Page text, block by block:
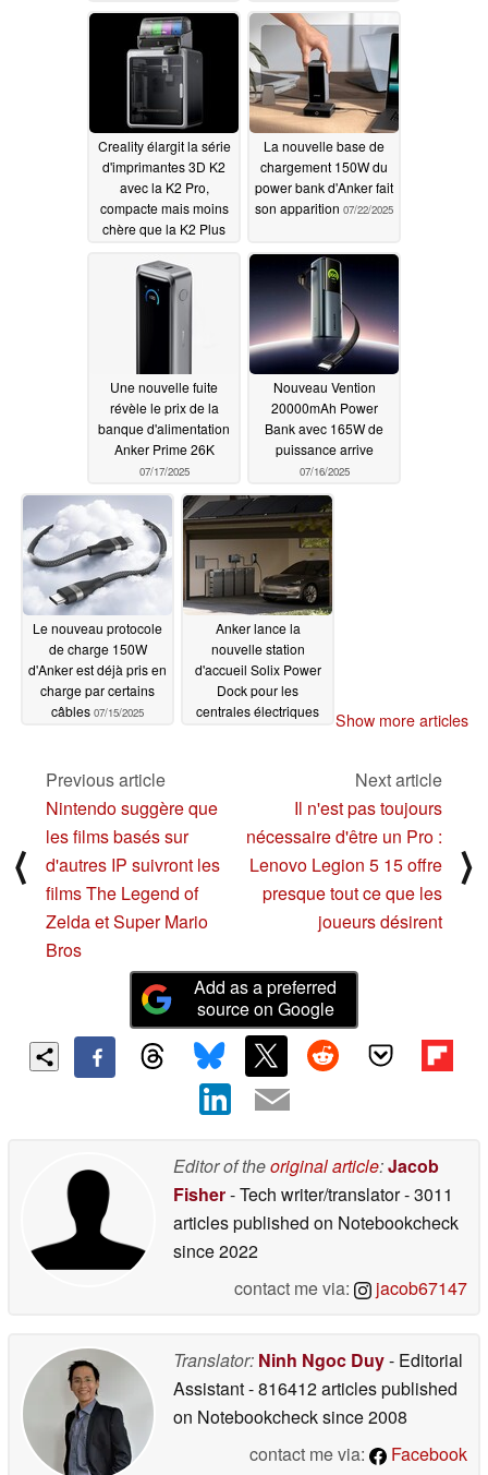
10/02/2025
Creality élargit la série
d'imprimantes 3D K2
avec la K2 Pro,
compacte mais moins
chère que la K2 Plus
La nouvelle base de
chargement 150W du
power bank d'Anker fait
son apparition 07/22/2025
Une nouvelle fuite
révèle le prix de la
banque d'alimentation
Anker Prime 26K
07/17/2025
Nouveau Vention
20000mAh Power
Bank avec 165W de
puissance arrive
07/16/2025
Le nouveau protocole
de charge 150W
d'Anker est déjà pris en
charge par certains
câbles 07/15/2025
Anker lance la
nouvelle station
d'accueil Solix Power
Dock pour les
centrales électriques
Show more articles
⟨
Previous article
Nintendo suggère que
les films basés sur
d'autres IP suivront les
films The Legend of
Zelda et Super Mario
Bros
Next article
Il n'est pas toujours
nécessaire d'être un Pro :
Lenovo Legion 5 15 offre
presque tout ce que les
joueurs désirent
⟩
Add as a preferred
source on Google
Editor of theoriginal article:Jacob
Fisher- Tech writer/translator- 3011
articles published on Notebookcheck
since 2022
contact me via:
jacob67147
Translator: Ninh Ngoc Duy- Editorial
Assistant- 816412 articles published
on Notebookchecksince 2008
contact me via:
Facebook